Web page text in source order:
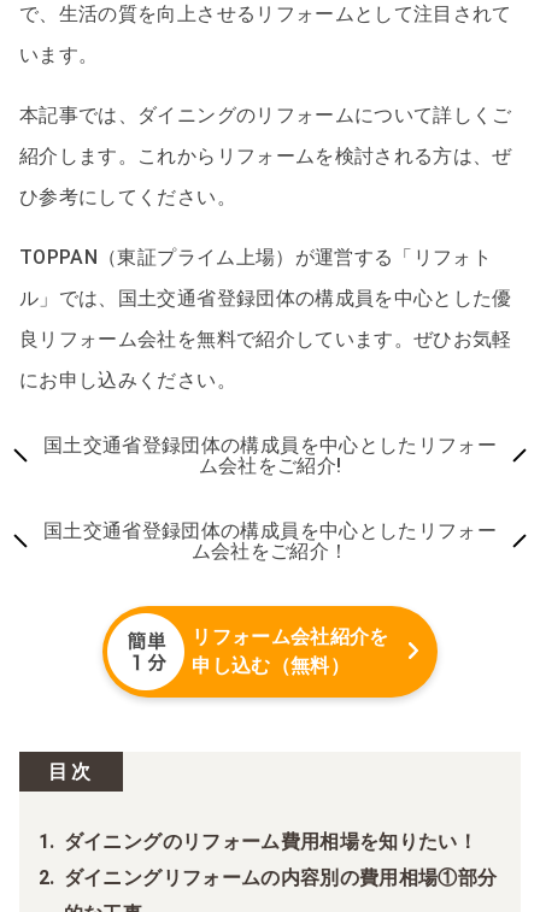
で、生活の質を向上させるリフォームとして注目されて
います。
本記事では、ダイニングのリフォームについて詳しくご
紹介します。これからリフォームを検討される方は、ぜ
ひ参考にしてください。
TOPPAN（東証プライム上場）が運営する「リフォト
ル」では、国土交通省登録団体の構成員を中心とした優
良リフォーム会社を無料で紹介しています。ぜひお気軽
にお申し込みください。
国土交通省登録団体の構成員を中心としたリフォー
ム会社をご紹介!
国土交通省登録団体の構成員を中心としたリフォー
ム会社をご紹介！
リフォーム会社紹介を
申し込む（無料）
目次
ダイニングのリフォーム費用相場を知りたい！
ダイニングリフォームの内容別の費用相場①部分